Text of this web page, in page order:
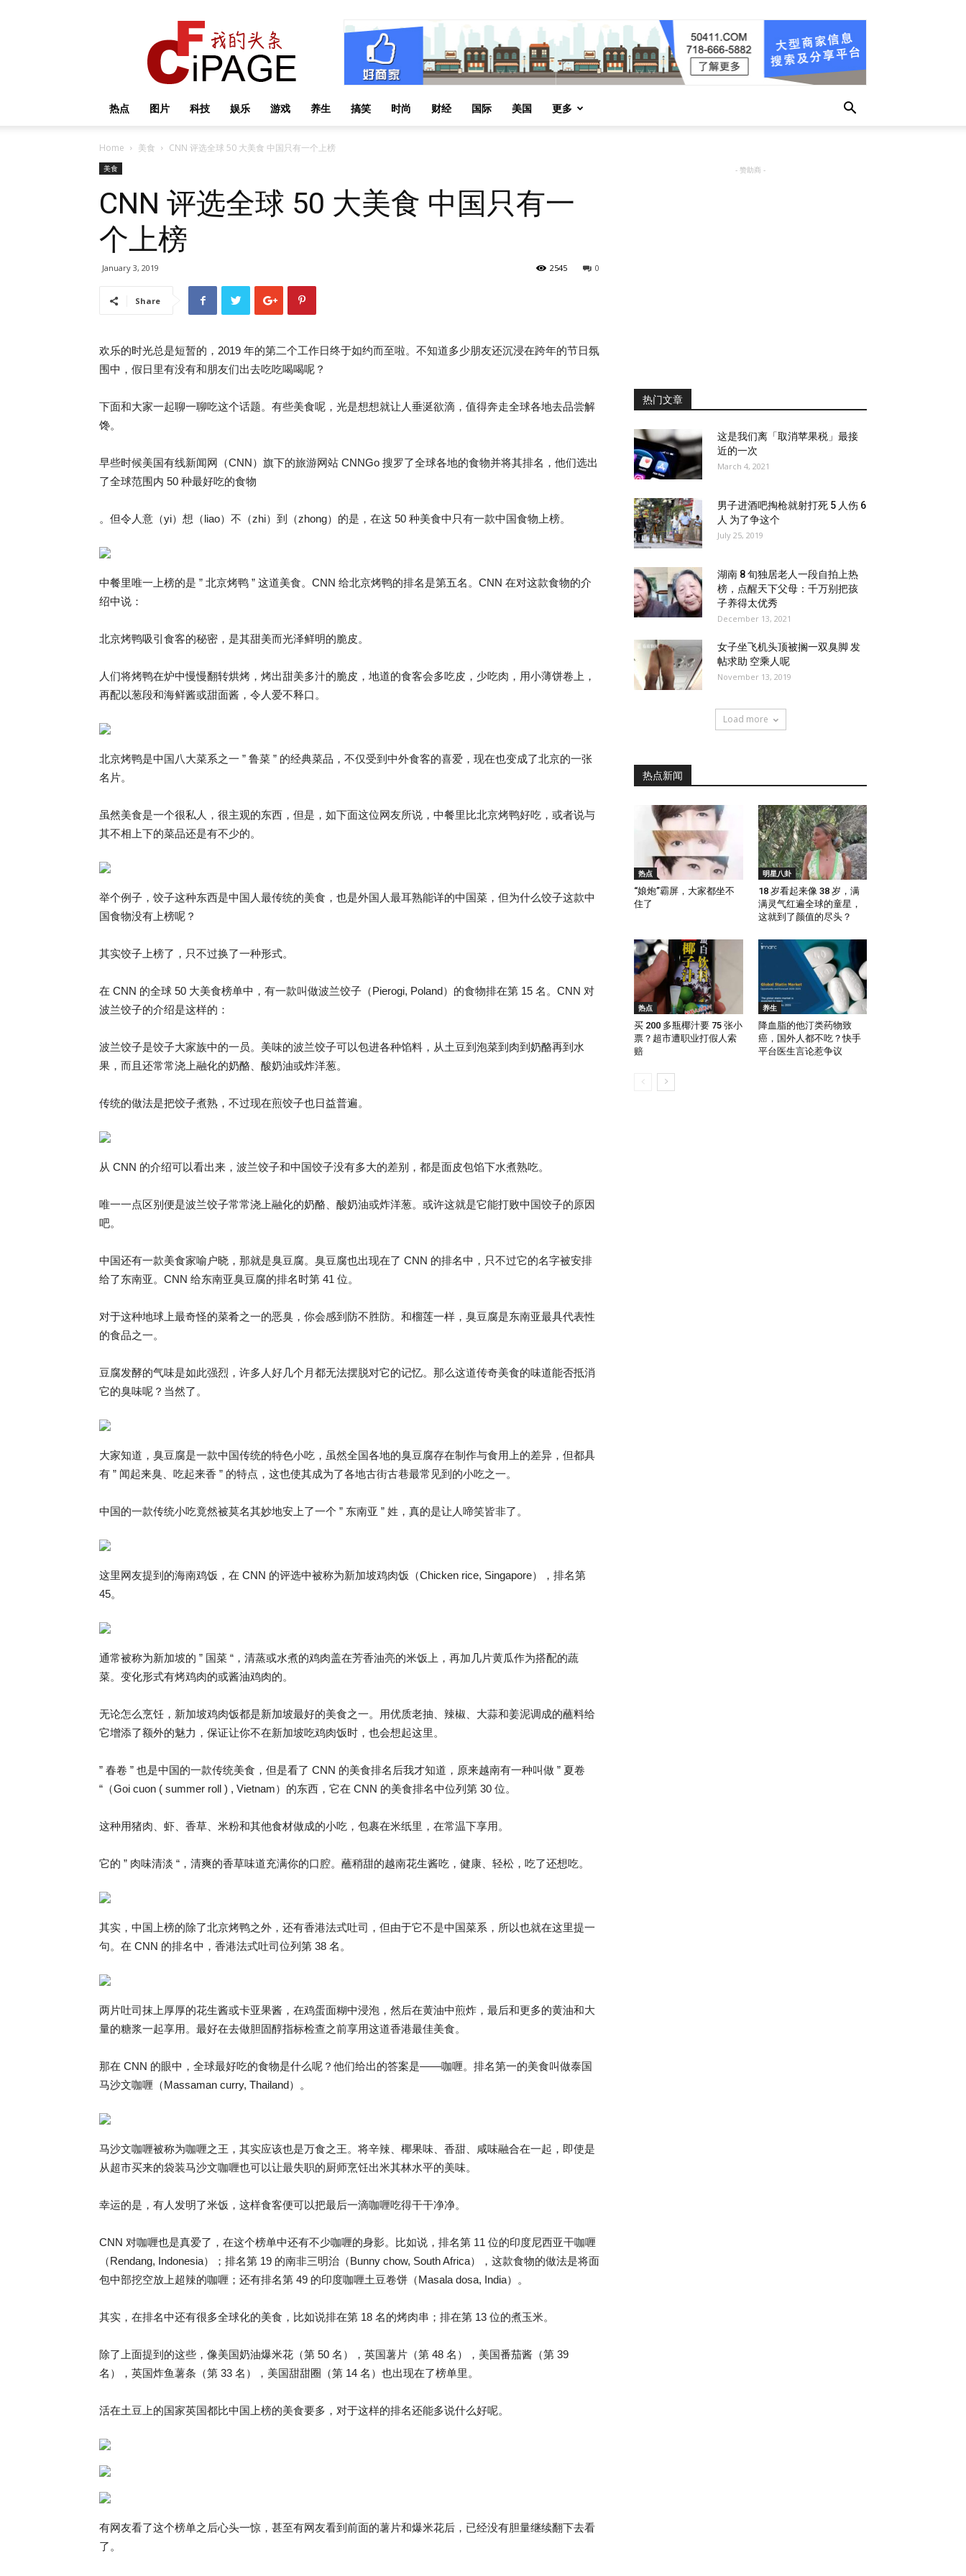
热点 图片 科技 娱乐 游戏 养生 搞笑 时尚 财经 国际 美国 更多
Home 美食 CNN 评选全球 50 大美食 中国只有一个上榜
美食
CNN 评选全球 50 大美食 中国只有一
个上榜
January 3, 2019 0
2545
Share
欢乐的时光总是短暂的，2019 年的第二个工作日终于如约而至啦。不知道多少朋友还沉浸在跨年的节日氛
围中，假日里有没有和朋友们出去吃吃喝喝呢？
下面和大家一起聊一聊吃这个话题。有些美食呢，光是想想就让人垂涎欲滴，值得奔走全球各地去品尝解
馋。
早些时候美国有线新闻网（CNN）旗下的旅游网站 CNNGo 搜罗了全球各地的食物并将其排名，他们选出
了全球范围内 50 种最好吃的食物
。但令人意（yi）想（liao）不（zhi）到（zhong）的是，在这 50 种美食中只有一款中国食物上榜。
中餐里唯一上榜的是 ” 北京烤鸭 ” 这道美食。CNN 给北京烤鸭的排名是第五名。CNN 在对这款食物的介
绍中说：
北京烤鸭吸引食客的秘密，是其甜美而光泽鲜明的脆皮。
人们将烤鸭在炉中慢慢翻转烘烤，烤出甜美多汁的脆皮，地道的食客会多吃皮，少吃肉，用小薄饼卷上，
再配以葱段和海鲜酱或甜面酱，令人爱不释口。
北京烤鸭是中国八大菜系之一 ” 鲁菜 ” 的经典菜品，不仅受到中外食客的喜爱，现在也变成了北京的一张
名片。
虽然美食是一个很私人，很主观的东西，但是，如下面这位网友所说，中餐里比北京烤鸭好吃，或者说与
其不相上下的菜品还是有不少的。
举个例子，饺子这种东西是中国人最传统的美食，也是外国人最耳熟能详的中国菜，但为什么饺子这款中
国食物没有上榜呢？
其实饺子上榜了，只不过换了一种形式。
在 CNN 的全球 50 大美食榜单中，有一款叫做波兰饺子（Pierogi, Poland）的食物排在第 15 名。CNN 对
波兰饺子的介绍是这样的：
波兰饺子是饺子大家族中的一员。美味的波兰饺子可以包进各种馅料，从土豆到泡菜到肉到奶酪再到水
果，而且还常常浇上融化的奶酪、酸奶油或炸洋葱。
传统的做法是把饺子煮熟，不过现在煎饺子也日益普遍。
从 CNN 的介绍可以看出来，波兰饺子和中国饺子没有多大的差别，都是面皮包馅下水煮熟吃。
唯一一点区别便是波兰饺子常常浇上融化的奶酪、酸奶油或炸洋葱。或许这就是它能打败中国饺子的原因
吧。
中国还有一款美食家喻户晓，那就是臭豆腐。臭豆腐也出现在了 CNN 的排名中，只不过它的名字被安排
给了东南亚。CNN 给东南亚臭豆腐的排名时第 41 位。
对于这种地球上最奇怪的菜肴之一的恶臭，你会感到防不胜防。和榴莲一样，臭豆腐是东南亚最具代表性
的食品之一。
豆腐发酵的气味是如此强烈，许多人好几个月都无法摆脱对它的记忆。那么这道传奇美食的味道能否抵消
它的臭味呢？当然了。
大家知道，臭豆腐是一款中国传统的特色小吃，虽然全国各地的臭豆腐存在制作与食用上的差异，但都具
有 ” 闻起来臭、吃起来香 ” 的特点，这也使其成为了各地古街古巷最常见到的小吃之一。
中国的一款传统小吃竟然被莫名其妙地安上了一个 ” 东南亚 ” 姓，真的是让人啼笑皆非了。
这里网友提到的海南鸡饭，在 CNN 的评选中被称为新加坡鸡肉饭（Chicken rice, Singapore），排名第
45。
通常被称为新加坡的 ” 国菜 “，清蒸或水煮的鸡肉盖在芳香油亮的米饭上，再加几片黄瓜作为搭配的蔬
菜。变化形式有烤鸡肉的或酱油鸡肉的。
无论怎么烹饪，新加坡鸡肉饭都是新加坡最好的美食之一。用优质老抽、辣椒、大蒜和姜泥调成的蘸料给
它增添了额外的魅力，保证让你不在新加坡吃鸡肉饭时，也会想起这里。
” 春卷 ” 也是中国的一款传统美食，但是看了 CNN 的美食排名后我才知道，原来越南有一种叫做 ” 夏卷
“（Goi cuon ( summer roll ) , Vietnam）的东西，它在 CNN 的美食排名中位列第 30 位。
这种用猪肉、虾、香草、米粉和其他食材做成的小吃，包裹在米纸里，在常温下享用。
它的 ” 肉味清淡 “，清爽的香草味道充满你的口腔。蘸稍甜的越南花生酱吃，健康、轻松，吃了还想吃。
其实，中国上榜的除了北京烤鸭之外，还有香港法式吐司，但由于它不是中国菜系，所以也就在这里提一
句。在 CNN 的排名中，香港法式吐司位列第 38 名。
两片吐司抹上厚厚的花生酱或卡亚果酱，在鸡蛋面糊中浸泡，然后在黄油中煎炸，最后和更多的黄油和大
量的糖浆一起享用。最好在去做胆固醇指标检查之前享用这道香港最佳美食。
​那在 CNN 的眼中，全球最好吃的食物是什么呢？他们给出的答案是——咖喱。排名第一的美食叫做泰国
马沙文咖喱（Massaman curry, Thailand）。
马沙文咖喱被称为咖喱之王，其实应该也是万食之王。将辛辣、椰果味、香甜、咸味融合在一起，即使是
从超市买来的袋装马沙文咖喱也可以让最失职的厨师烹饪出米其林水平的美味。
幸运的是，有人发明了米饭，这样食客便可以把最后一滴咖喱吃得干干净净。
CNN 对咖喱也是真爱了，在这个榜单中还有不少咖喱的身影。比如说，排名第 11 位的印度尼西亚干咖喱
（Rendang, Indonesia）；排名第 19 的南非三明治（Bunny chow, South Africa），这款食物的做法是将面
包中部挖空放上超辣的咖喱；还有排名第 49 的印度咖喱土豆卷饼（Masala dosa, India）。
其实，在排名中还有很多全球化的美食，比如说排在第 18 名的烤肉串；排在第 13 位的煮玉米。
除了上面提到的这些，像美国奶油爆米花（第 50 名），英国薯片（第 48 名），美国番茄酱（第 39
名），英国炸鱼薯条（第 33 名），美国甜甜圈（第 14 名）也出现在了榜单里。
活在土豆上的国家英国都比中国上榜的美食要多，对于这样的排名还能多说什么好呢。
有网友看了这个榜单之后心头一惊，甚至有网友看到前面的薯片和爆米花后，已经没有胆量继续翻下去看
了。
- 赞助商 -
热门文章
这是我们离「取消苹果税」最接
近的一次
March 4, 2021
男子进酒吧掏枪就射打死 5 人伤 6
人 为了争这个
July 25, 2019
湖南 8 旬独居老人一段自拍上热
榜，点醒天下父母：千万别把孩
子养得太优秀
December 13, 2021
女子坐飞机头顶被搁一双臭脚 发
帖求助 空乘人呢
November 13, 2019
Load more
热点新闻
热点
“娘炮”霸屏，大家都坐不
住了
明星八卦
18 岁看起来像 38 岁，满
满灵气红遍全球的童星，
这就到了颜值的尽头？
热点
买 200 多瓶椰汁要 75 张小
票？超市遭职业打假人索
赔
养生
降血脂的他汀类药物致
癌，国外人都不吃？快手
平台医生言论惹争议